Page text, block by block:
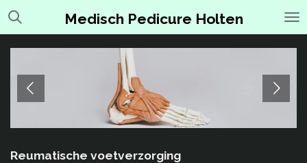
Ga
hoofdinhoud
Medisch Pedicure Holten
Reumatische voetverzorging